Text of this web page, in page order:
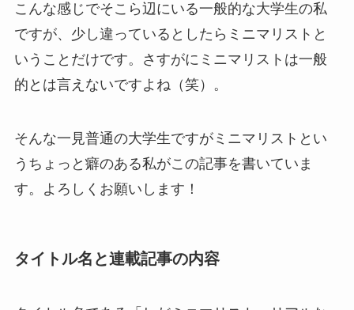
こんな感じでそこら辺にいる一般的な大学生の私
ですが、少し違っているとしたらミニマリストと
いうことだけです。さすがにミニマリストは一般
的とは言えないですよね（笑）。
そんな一見普通の大学生ですがミニマリストとい
うちょっと癖のある私がこの記事を書いていま
す。よろしくお願いします！
タイトル名と連載記事の内容